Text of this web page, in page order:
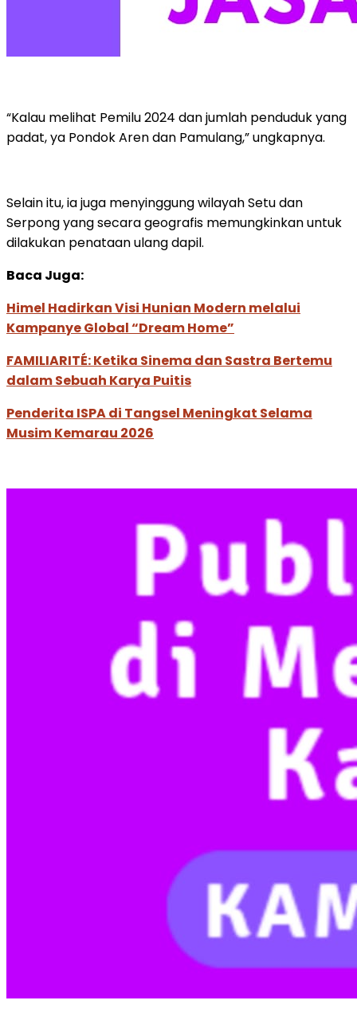
“Kalau melihat Pemilu 2024 dan jumlah penduduk yang
padat, ya Pondok Aren dan Pamulang,” ungkapnya.
Selain itu, ia juga menyinggung wilayah Setu dan
Serpong yang secara geografis memungkinkan untuk
dilakukan penataan ulang dapil.
Baca Juga:
Himel Hadirkan Visi Hunian Modern melalui
Kampanye Global “Dream Home”
FAMILIARITÉ: Ketika Sinema dan Sastra Bertemu
dalam Sebuah Karya Puitis
Penderita ISPA di Tangsel Meningkat Selama
Musim Kemarau 2026